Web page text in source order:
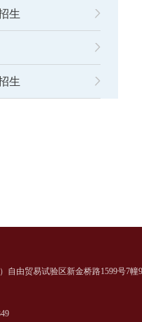
生
生
自由贸易试验区新金桥路1599号7幢